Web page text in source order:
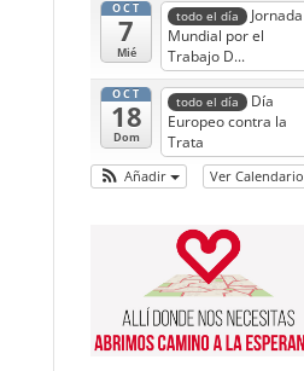
OCT
7
Mié
todo el día
Jornada
Mundial por el
Trabajo D...
OCT
18
Dom
todo el día
Día
Europeo contra la
Trata
Ver Calendario
Añadir